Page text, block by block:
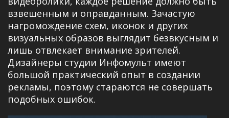
взвешенным и оправданным. Зачастую
нагромождение схем, иконок и других
визуальных образов выглядит безвкусным и
лишь отвлекает внимание зрителей.
Дизайнеры студии Инфомульт имеют
большой практический опыт в создании
рекламы, поэтому стараются не совершать
подобных ошибок.